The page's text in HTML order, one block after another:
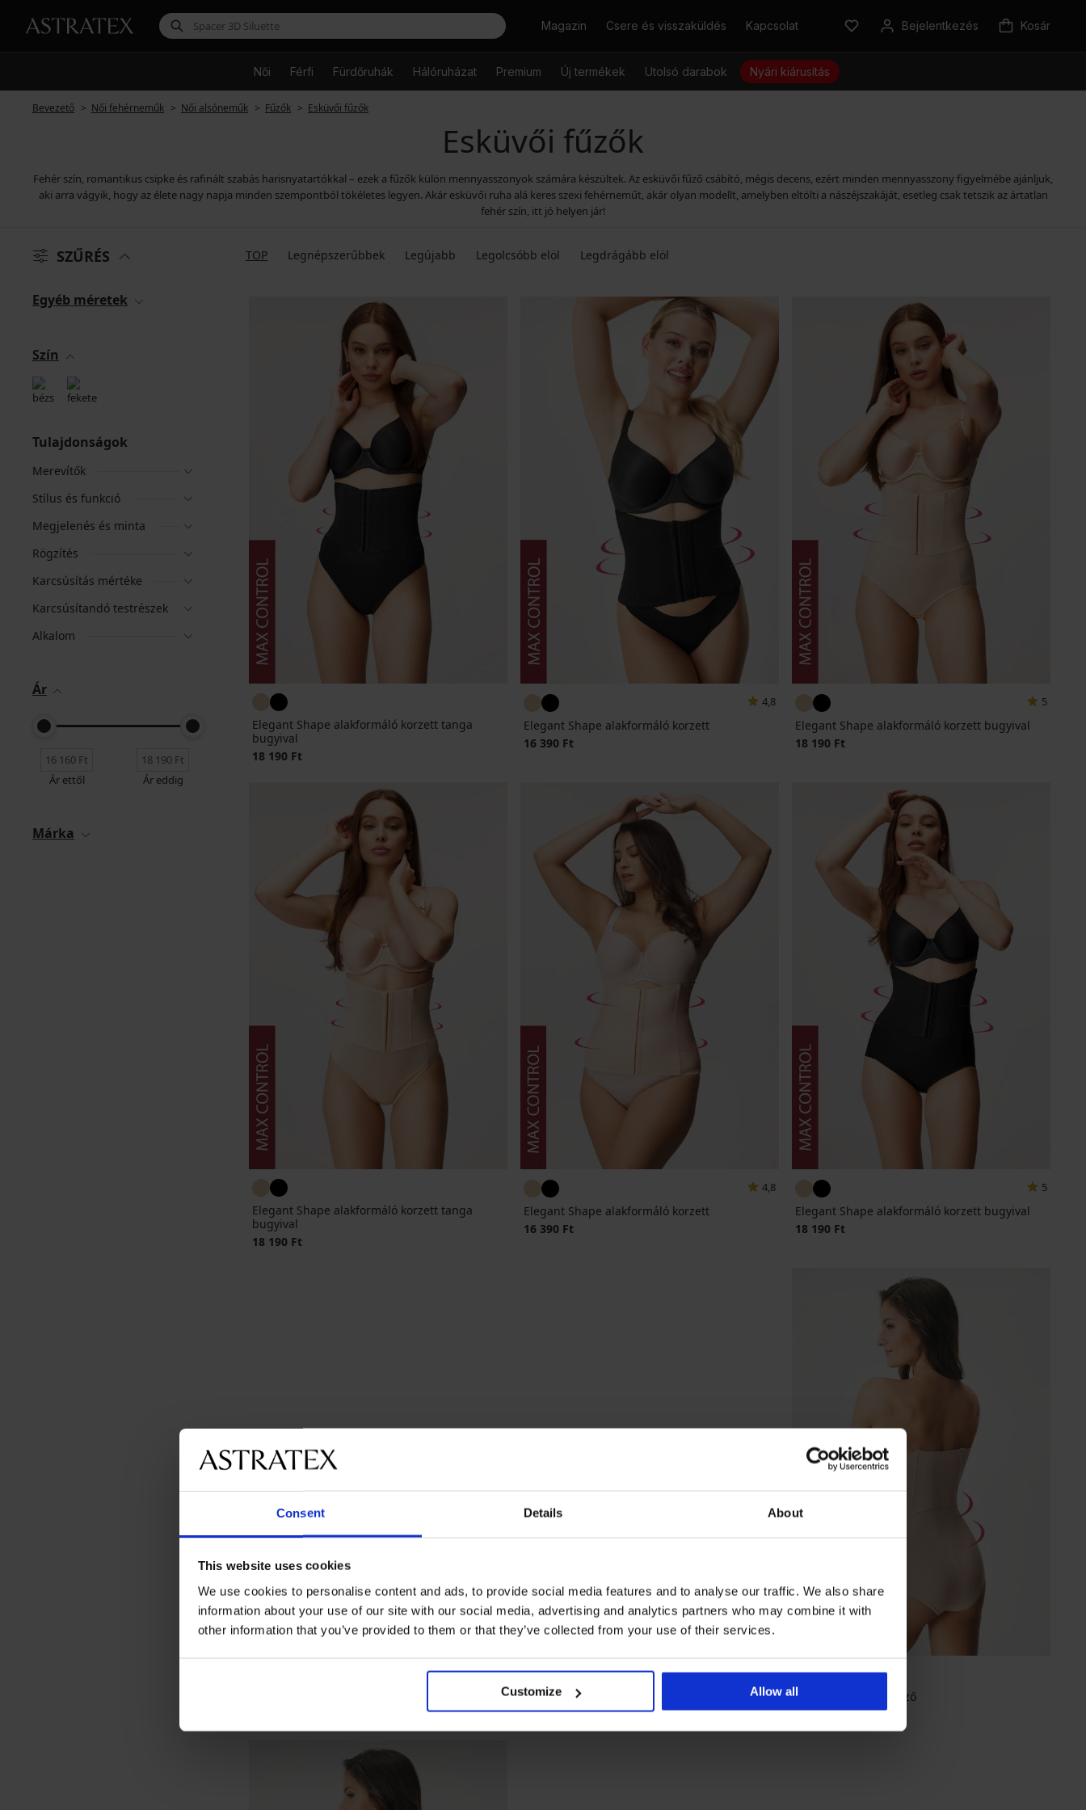
Consent Details About
This website uses cookies
We use cookies to personalise content and ads, to provide social media features and to analyse our traffic. We also share
information about your use of our site with our social media, advertising and analytics partners who may combine it with
other information that you’ve provided to them or that they’ve collected from your use of their services.
Customize Allow all
KeresésMagazin Csere és visszaküldés Kapcsolat Bejelentkezés Kosár
Női Férfi Fürdőruhák Hálóruházat Premium Új termékek Utolsó darabok Nyári kiárusítás
Bevezető Női fehérneműk Női alsóneműk Fűzők Esküvői fűzők
Esküvői fűzők
Fehér szín, romantikus csipke és rafinált szabás harisnyatartókkal – ezek a fűzők külön mennyasszonyok számára készültek. Az esküvői fűző csábító, mégis decens, ezért minden mennyasszony figyelmébe ajánljuk,
aki arra vágyik, hogy az élete nagy napja minden szempontból tökéletes legyen. Akár esküvői ruha alá keres szexi fehérneműt, akár olyan modellt, amelyben eltölti a nászéjszakáját, esetleg csak tetszik az ártatlan
fehér szín, itt jó helyen jár!
SZŰRÉS TOP Legnépszerűbbek Legújabb Legolcsóbb elöl Legdrágább elöl
Egyéb méretek
Szín
Tulajdonságok
Merevítők
Stílus és funkció
Megjelenés és minta
Rögzítés
Karcsúsítás mértéke
Karcsúsítandó testrészek
Alkalom
Ár
Ár ettől Ár eddig
Márka
Elegant Shape alakformáló korzett tanga
bugyival
18 190 Ft
4,8
Elegant Shape alakformáló korzett
16 390 Ft
5
Elegant Shape alakformáló korzett bugyival
18 190 Ft
Elegant Shape alakformáló korzett tanga
bugyival
18 190 Ft
4,8
Elegant Shape alakformáló korzett
16 390 Ft
5
Elegant Shape alakformáló korzett bugyival
18 190 Ft
Ester alakformáló fűző
16 160 Ft